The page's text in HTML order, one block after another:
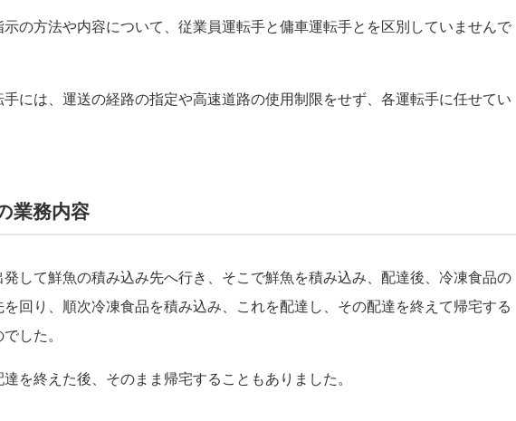
の方法や内容について、従業員運転手と傭車運転手とを区別していませんで
には、運送の経路の指定や高速道路の使用制限をせず、各運転手に任せてい
業務内容
して鮮魚の積み込み先へ行き、そこで鮮魚を積み込み、配達後、冷凍食品の
回り、順次冷凍食品を積み込み、これを配達し、その配達を終えて帰宅する
した。
を終えた後、そのまま帰宅することもありました。